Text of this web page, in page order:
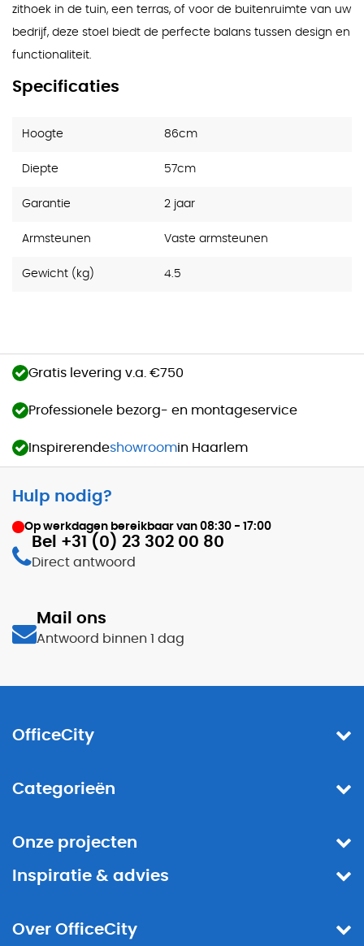
zithoek in de tuin, een terras, of voor de buitenruimte van uw
bedrijf, deze stoel biedt de perfecte balans tussen design en
functionaliteit.
Specificaties
Hoogte 86cm
Diepte 57cm
Garantie 2 jaar
Armsteunen Vaste armsteunen
Gewicht (kg) 4.5
Gratis levering v.a. €750
Professionele bezorg- en montageservice
Inspirerendeshowroomin Haarlem
Hulp nodig?
Op werkdagen bereikbaar van 08:30 - 17:00
Bel +31 (0) 23 302 00 80
Direct antwoord
Mail ons
Antwoord binnen 1 dag
OfficeCity
Categorieën
Onze projecten
Inspiratie & advies
Over OfficeCity